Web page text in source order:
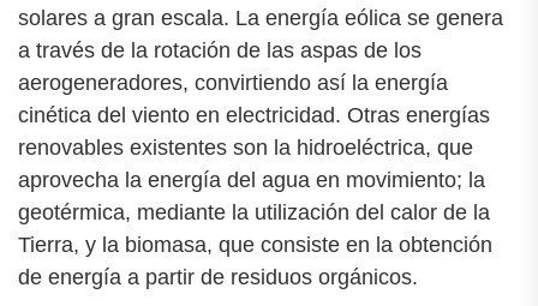
solares a gran escala. La energía eólica se genera
a través de la rotación de las aspas de los
aerogeneradores, convirtiendo así la energía
cinética del viento en electricidad. Otras energías
renovables existentes son la hidroeléctrica, que
aprovecha la energía del agua en movimiento; la
geotérmica, mediante la utilización del calor de la
Tierra, y la biomasa, que consiste en la obtención
de energía a partir de residuos orgánicos.